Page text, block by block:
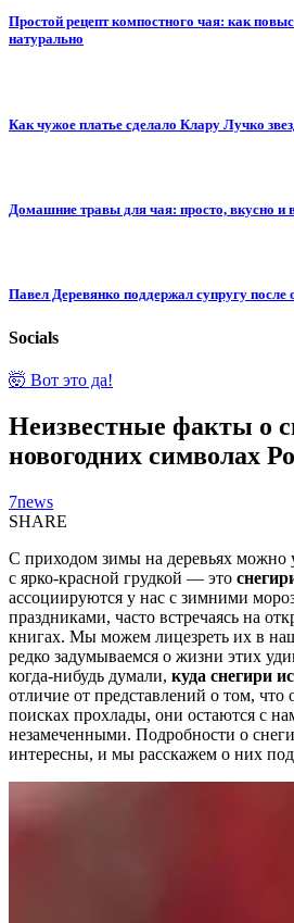
Простой рецепт компостного чая: как
натурально
Как чужое платье сделало Клару Лучко
Домашние травы для чая: просто, вкусно и
Павел Деревянко поддержал супругу после
Socials
🤯 Вот это да!
Неизвестные факты о
новогодних символах
7news
SHARE
С приходом зимы на деревьях можно
с ярко-красной грудкой — это
ассоциируются у нас с зимними
праздниками, часто встречаясь на
книгах. Мы можем лицезреть их в
редко задумываемся о жизни этих
когда-нибудь думали, куда снегири
отличие от представлений о том, что
поисках прохлады, они остаются с
незамеченными. Подробности о
интересны, и мы расскажем о них